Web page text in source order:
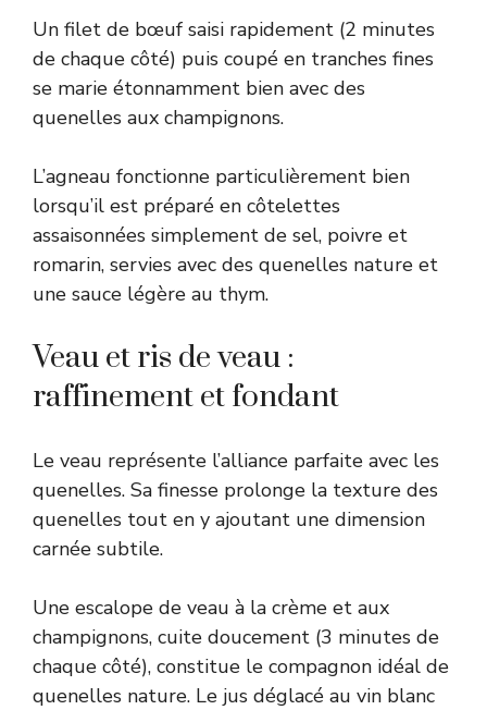
Un filet de bœuf saisi rapidement (2 minutes
de chaque côté) puis coupé en tranches fines
se marie étonnamment bien avec des
quenelles aux champignons.
L’agneau fonctionne particulièrement bien
lorsqu’il est préparé en côtelettes
assaisonnées simplement de sel, poivre et
romarin, servies avec des quenelles nature et
une sauce légère au thym.
Veau et ris de veau :
raffinement et fondant
Le veau représente l’alliance parfaite avec les
quenelles. Sa finesse prolonge la texture des
quenelles tout en y ajoutant une dimension
carnée subtile.
Une escalope de veau à la crème et aux
champignons, cuite doucement (3 minutes de
chaque côté), constitue le compagnon idéal de
quenelles nature. Le jus déglacé au vin blanc